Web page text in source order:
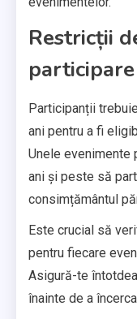
Restricții
participare
Participanții
ani pentru a fi
Unele evenimente
ani și peste să
consimțământul
Este crucial să
pentru fiecare
Asigură-te
înainte de a